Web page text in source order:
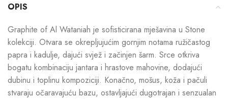
OPIS
Graphite of Al Wataniah je sofisticirana mješavina u Stone
kolekciji. Otvara se okrepljujućim gornjim notama ružičastog
papra i kadulje, dajući svjež i začinjen šarm. Srce otkriva
bogatu kombinaciju jantara i hrastove mahovine, dodajući
dubinu i toplinu kompoziciji. Konačno, mošus, koža i pačuli
stvaraju očaravajuću bazu, ostavljajući dugotrajan i senzualan